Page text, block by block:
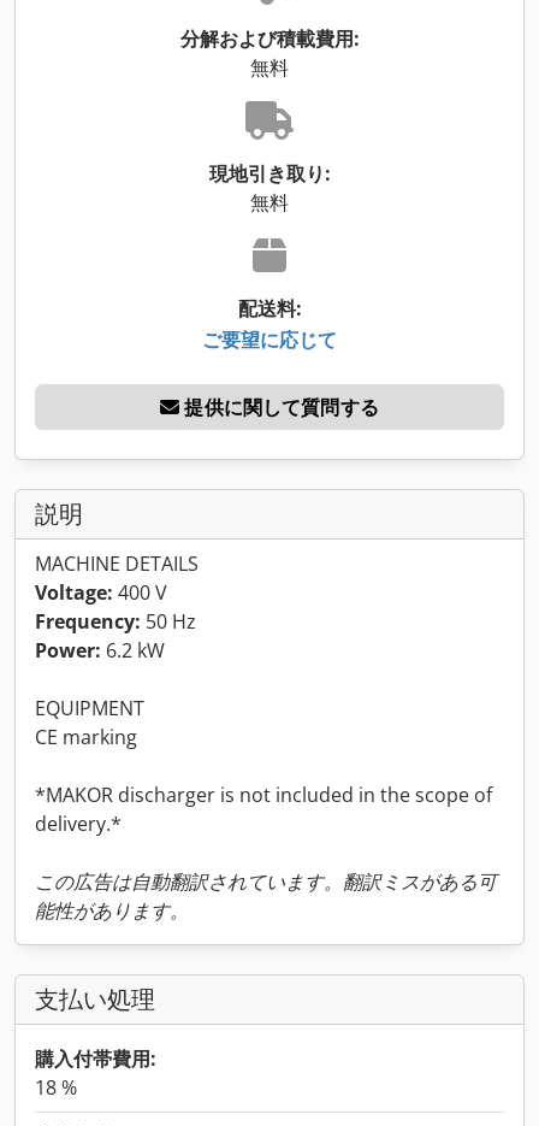
分解および積載費用:
無料
現地引き取り:
無料
配送料:
ご要望に応じて
提供に関して質問する
説明
MACHINE DETAILS
Voltage: 400 V
Frequency: 50 Hz
Power: 6.2 kW
EQUIPMENT
CE marking
*MAKOR discharger is not included in the scope of
delivery.*
この広告は自動翻訳されています。翻訳ミスがある可
能性があります。
支払い処理
購入付帯費用:
18 %